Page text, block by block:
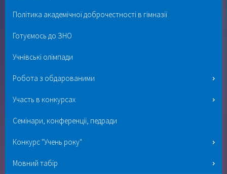
Політика академічної доброчестності в гімназії
Готуємось до ЗНО
Учнівські олімпади
Робота з обдарованими
Участь в конкурсах
Семінари, конференції, педради
Конкурс "Учень року"
Мовний табір